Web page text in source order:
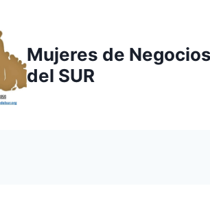
Mujeres de
del SUR